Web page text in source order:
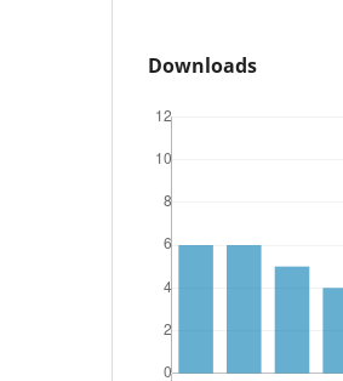
Downloads